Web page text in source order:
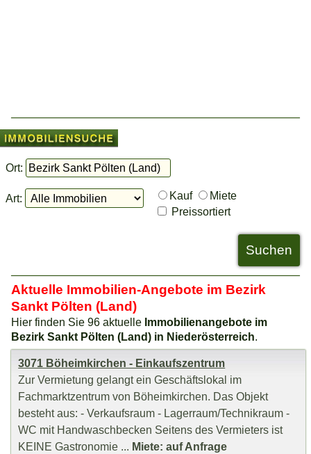
Ort:
Art: Kauf
Miete
Preissortiert
Aktuelle Immobilien-Angebote im Bezirk
Sankt Pölten (Land)
Hier finden Sie 96 aktuelle Immobilienangebote im
Bezirk Sankt Pölten (Land) in Niederösterreich.
3071 Böheimkirchen - Einkaufszentrum
Zur Vermietung gelangt ein Geschäftslokal im
Fachmarktzentrum von Böheimkirchen. Das Objekt
besteht aus: - Verkaufsraum - Lagerraum/Technikraum -
WC mit Handwaschbecken Seitens des Vermieters ist
KEINE Gastronomie ... Miete: auf Anfrage